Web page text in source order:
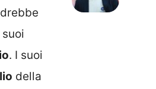
suoi
. I suoi
della